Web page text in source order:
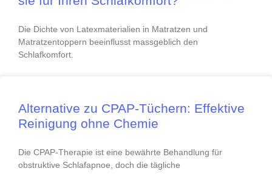
Die Dichte von Latexmaterialien in Matratzen und
Matratzentoppern beeinflusst massgeblich den
Schlafkomfort.
Alternative zu CPAP-Tüchern: Effektive
Reinigung ohne Chemie
Die CPAP-Therapie ist eine bewährte Behandlung für
obstruktive Schlafapnoe, doch die tägliche